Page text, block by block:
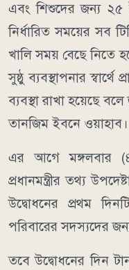
এবং শিশুদের জন্য ২৫
নির্ধারিত সময়ের সব
খালি সময় বেছে নিতে
সুষ্ঠু ব্যবস্থাপনার
ব্যবস্থা রাখা হয়েছে
তানজিম ইবনে ওয়াহাব।
এর আগে মঙ্গলবার
প্রধানমন্ত্রীর তথ্য
উদ্বোধনের প্রথম
পরিবারের সদস্যদের
তবে উদ্বোধনের দিন